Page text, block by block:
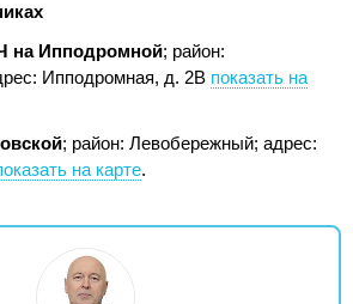
на Ипподромной; район:
Ипподромная, д. 2В показать на
; район: Левобережный; адрес:
на карте.